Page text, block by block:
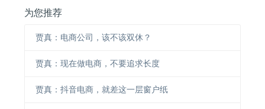
为您推荐
贾真：电商公司，该不该双休？
贾真：现在做电商，不要追求长度
贾真：抖音电商，就差这一层窗户纸